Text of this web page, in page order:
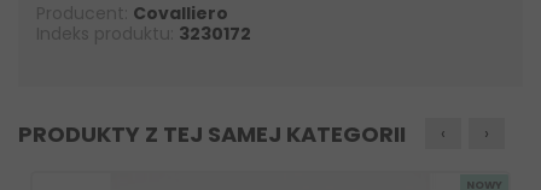
Producent: Covalliero
Indeks produktu: 3230172
PRODUKTY Z TEJ SAMEJ KATEGORII ‹ ›